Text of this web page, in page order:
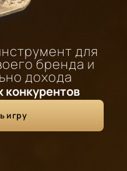
для
бренда и
дохода
конкурентов
игру